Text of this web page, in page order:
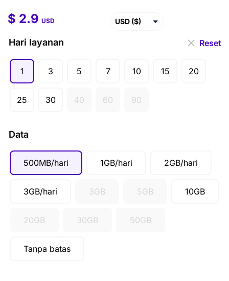
$ 2.9 –$ USD ($)
AUD ($)
CAD ($)
Hari layanan
1 3 5 7 10 15 20
25 30 40 60 90
Data
500MB/hari 1GB/hari 2GB/hari
3GB/hari 3GB 5GB 10GB
20GB 30GB 50GB
Tanpa batas
Reset
$ 2.9 USD